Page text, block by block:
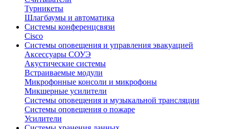
Турникеты
Шлагбаумы и автоматика
Системы конференцсвязи
Cisco
Системы оповещения и управления эвакуацией
Аксессуары СОУЭ
Акустические системы
Встраиваемые модули
Микрофонные консоли и микрофоны
Микшерные усилители
Системы оповещения и музыкальной трансляции
Системы оповещения о пожаре
Усилители